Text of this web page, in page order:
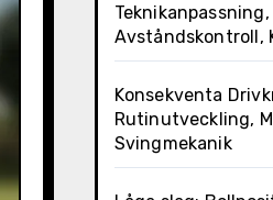
Teknikanpassning,
Avståndskontroll,
Konsekventa
Rutinutveckling,
Svingmekanik